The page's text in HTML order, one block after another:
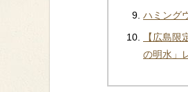
ハミング
【広島
の明水」